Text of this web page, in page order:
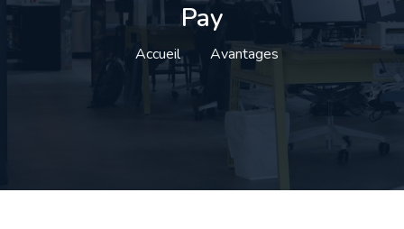
Pay
Accueil Avantages